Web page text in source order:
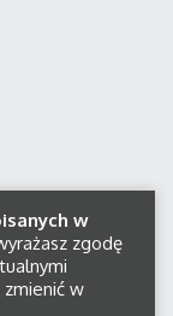
w
zgodę
w